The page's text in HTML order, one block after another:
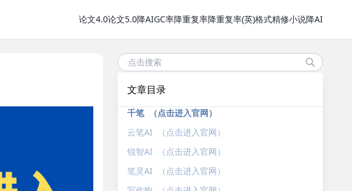
论文4.0论文5.0降AIGC率降重复率降重复率(英)格式精修小说降AI
文章目录
千笔 （点击进入官网）
云笔AI （点击进入官网）
锐智AI （点击进入官网）
笔灵AI （点击进入官网）